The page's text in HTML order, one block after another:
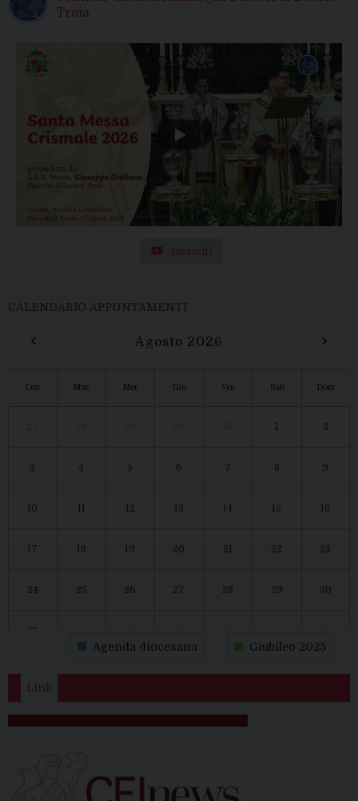
Troia
Iscriviti
CALENDARIO APPUNTAMENTI
‹ Agosto 2026 ›
Lun Mar Mer Gio Ven Sab Dom
2
3 4 5 6 7 8 9
10 12 13 14 15 16
17 18 19 20 21 22 23
24 25 26 27 28 29 30
31
Agenda diocesana Giubileo 2025
Link